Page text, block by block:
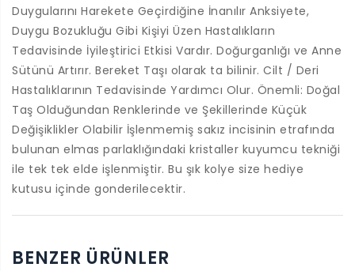
Duygularını Harekete Geçirdiğine İnanılır Anksiyete,
Duygu Bozukluğu Gibi Kişiyi Üzen Hastalıkların
Tedavisinde İyileştirici Etkisi Vardır. Doğurganlığı ve Anne
Sütünü Artırır. Bereket Taşı olarak ta bilinir. Cilt / Deri
Hastalıklarının Tedavisinde Yardımcı Olur. Önemli: Doğal
Taş Olduğundan Renklerinde ve Şekillerinde Küçük
Değişiklikler Olabilir İşlenmemiş sakız incisinin etrafında
bulunan elmas parlaklığındaki kristaller kuyumcu tekniği
ile tek tek elde işlenmiştir. Bu şık kolye size hediye
kutusu içinde gonderilecektir.
BENZER ÜRÜNLER